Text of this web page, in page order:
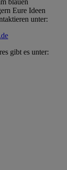
blauen
Eure Ideen
unter:
gibt es unter: